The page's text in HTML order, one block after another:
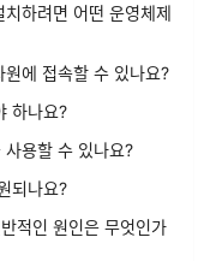
하려면 어떤 운영체제
에 접속할 수 있나요?
하나요?
용할 수 있나요?
되나요?
적인 원인은 무엇인가